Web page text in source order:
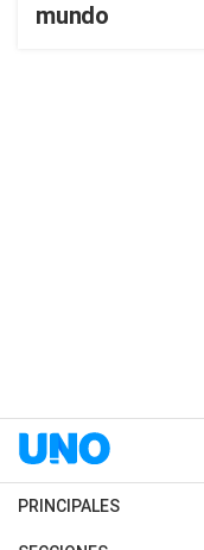
mundo
PRINCIPALES